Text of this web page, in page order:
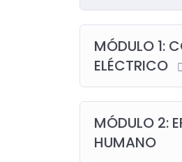
MÓDULO 1:
ELÉCTRICO
MÓDULO 2:
HUMANO